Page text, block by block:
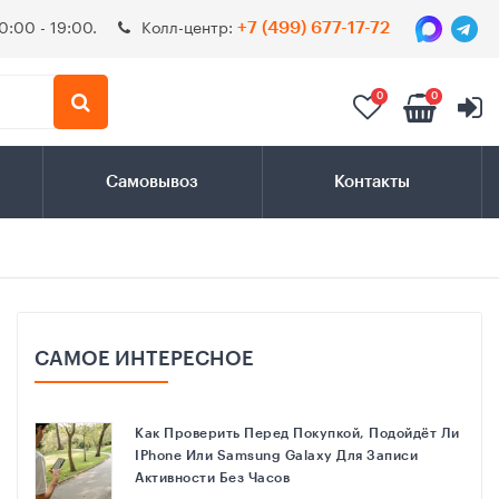
- 19:00. Колл-центр: +7 (499) 677-17-72
0 0
Самовывоз Контакты
САМОЕ ИНТЕРЕСНОЕ
Как Проверить Перед Покупкой, Подойдёт Ли
IPhone Или Samsung Galaxy Для Записи
Активности Без Часов
ценами
54 490 руб.